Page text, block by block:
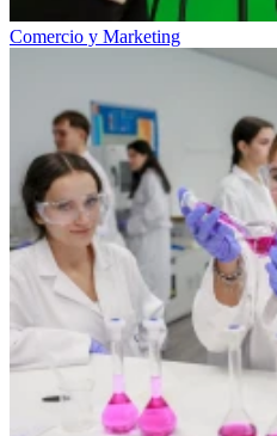
Comercio y Marketing